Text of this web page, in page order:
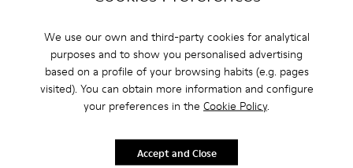
We use our own and third-party cookies for analytical
purposes and to show you personalised advertising
based on a profile of your browsing habits (e.g. pages
visited). You can obtain more information and configure
your preferences in the Cookie Policy.
Accept and Close
Alte categorii
Încălțăminte cu șireturi